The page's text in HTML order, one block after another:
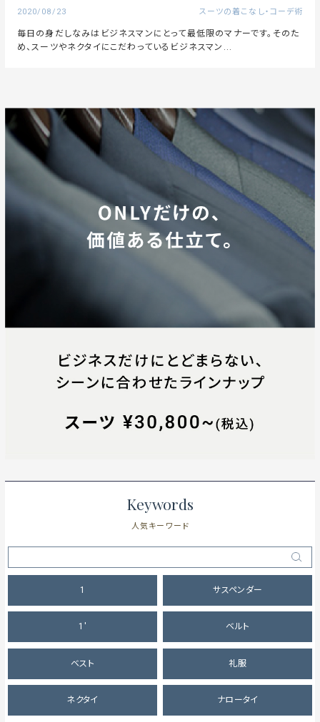
2020/08/23 スーツの着こなし・コーデ術
毎日の身だしなみはビジネスマンにとって最低限のマナーです。そのた
め、スーツやネクタイにこだわっているビジネスマン...
Keywords
人気キーワード
1 サスペンダー
1' ベルト
ベスト 礼服
ネクタイ ナロータイ